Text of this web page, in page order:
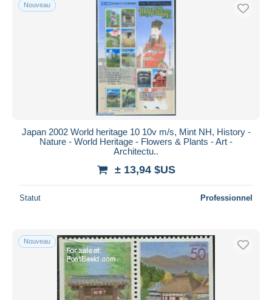
Nouveau
Japan 2002 World heritage 10 10v m/s, Mint NH, History -
Nature - World Heritage - Flowers & Plants - Art -
Architectu..
± 13,94 $US
Statut Professionnel
Nouveau